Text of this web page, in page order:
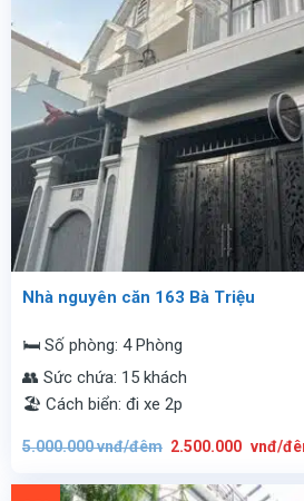
Nhà nguyên căn 163 Bà Triệu
🛏️ Số phòng: 4 Phòng
👥 Sức chứa: 15 khách
🏖️ Cách biển: đi xe 2p
5.000.000vnđ/đêm gốc
vnđ/
2.500.000 vnđ/